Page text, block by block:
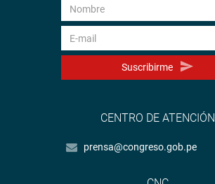
Suscribirme
CENTRO DE ATENCIÓN
prensa@congreso.gob.pe